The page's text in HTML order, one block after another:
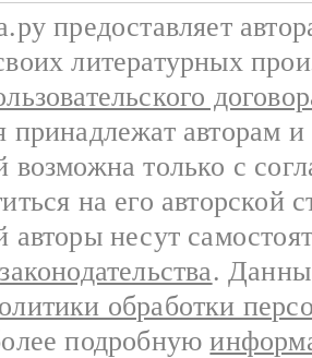
предоставляет
литературных
принадлежат авторам
возможна только с
на его авторской
авторы несут
.
обработки
подробную